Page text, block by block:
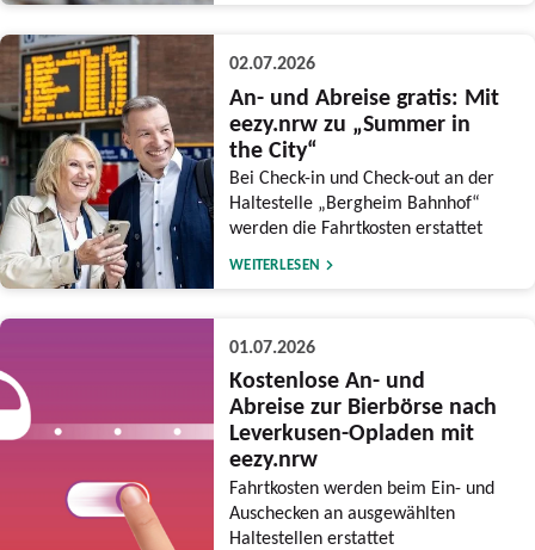
02.07.2026
An- und Abreise gratis: Mit
eezy.nrw zu „Summer in
the City“
Bei Check-in und Check-out an der
Haltestelle „Bergheim Bahnhof“
werden die Fahrtkosten erstattet
WEITERLESEN
01.07.2026
Kostenlose An- und
Abreise zur Bierbörse nach
Leverkusen-Opladen mit
eezy.nrw
Fahrtkosten werden beim Ein- und
Auschecken an ausgewählten
Haltestellen erstattet